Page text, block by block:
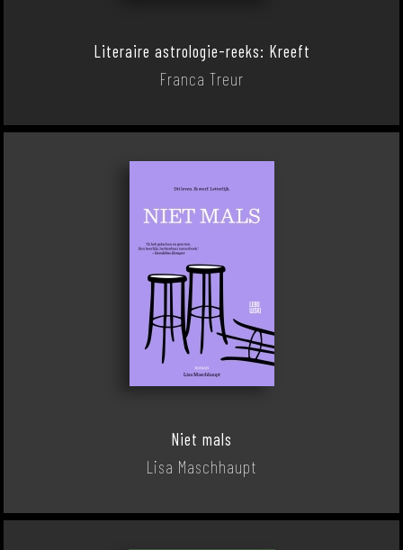
Literaire astrologie-reeks: Kreeft
Franca Treur
Niet mals
Lisa Maschhaupt